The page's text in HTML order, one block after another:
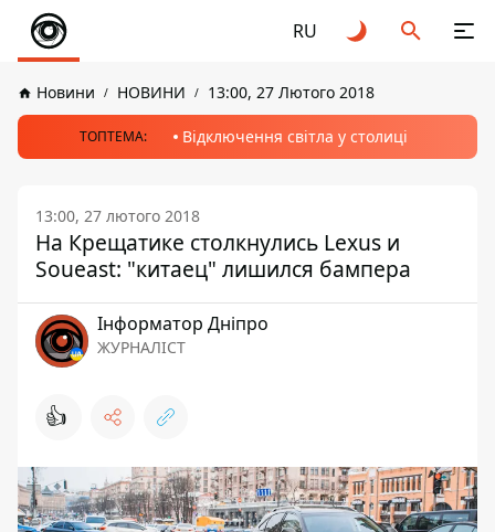
RU
Новини НОВИНИ 13:00, 27 Лютого 2018
ТОПТЕМА: Відключення світла у столиці
13:00, 27 лютого 2018
На Крещатике столкнулись Lexus и
Soueast: "китаец" лишился бампера
Інформатор Дніпро
ЖУРНАЛІСТ
👍